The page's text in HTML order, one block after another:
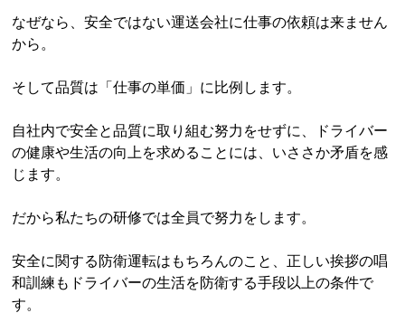
なぜなら、安全ではない運送会社に仕事の依頼は来ません
から。
そして品質は「仕事の単価」に比例します。
自社内で安全と品質に取り組む努力をせずに、ドライバー
の健康や生活の向上を求めることには、いささか矛盾を感
じます。
だから私たちの研修では全員で努力をします。
安全に関する防衛運転はもちろんのこと、正しい挨拶の唱
和訓練もドライバーの生活を防衛する手段以上の条件で
す。